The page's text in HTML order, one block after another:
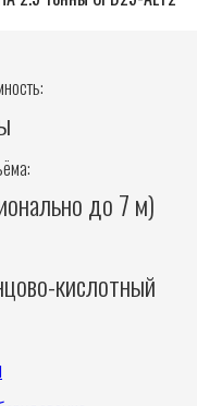
до 7 м)
кислотный